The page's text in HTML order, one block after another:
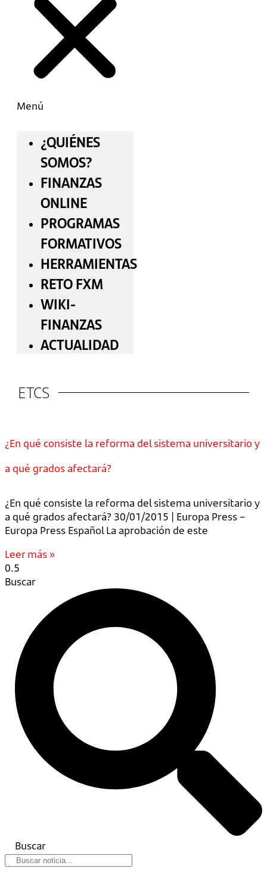
Menú
¿QUIÉNES
SOMOS?
FINANZAS
ONLINE
PROGRAMAS
FORMATIVOS
HERRAMIENTAS
RETO FXM
WIKI-
FINANZAS
ACTUALIDAD
ETCS
¿En qué consiste la reforma del sistema universitario y
a qué grados afectará?
¿En qué consiste la reforma del sistema universitario y
a qué grados afectará? 30/01/2015 | Europa Press –
Europa Press Español La aprobación de este
Leer más »
Buscar
Buscar